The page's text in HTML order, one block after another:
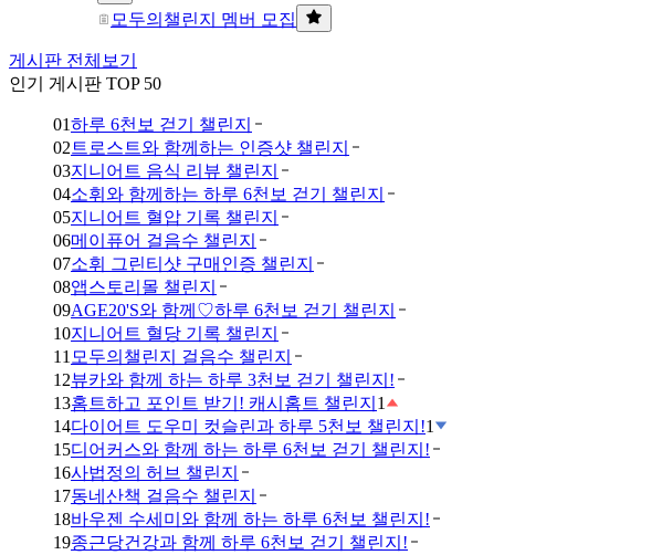
모두의챌린지 멤버 모집
게시판 전체보기
인기 게시판 TOP 50
01하루 6천보 걷기 챌린지
02 트로스트와 함께하는 인증샷 챌린지
03지니어트 음식 리뷰 챌린지
04소휘와 함께하는 하루 6천보 걷기 챌린지
05지니어트 혈압 기록 챌린지
06메이퓨어 걸음수 챌린지
07소휘 그린티샷 구매인증 챌린지
08앱스토리몰 챌린지
09AGE20'S와 함께♡하루 6천보 걷기 챌린지
10지니어트 혈당 기록 챌린지
11 모두의챌린지 걸음수 챌린지
12뷰카와 함께 하는 하루 3천보 걷기 챌린지!
13홈트하고 포인트 받기! 캐시홈트 챌린지 1
14다이어트 도우미 컷슬린과 하루 5천보 챌린지!1
15디어커스와 함께 하는 하루 6천보 걷기 챌린지!
16사법정의 허브 챌린지
17동네산책 걸음수 챌린지
18바우젠 수세미와 함께 하는 하루 6천보 챌린지!
19종근당건강과 함께 하루 6천보 걷기 챌린지!